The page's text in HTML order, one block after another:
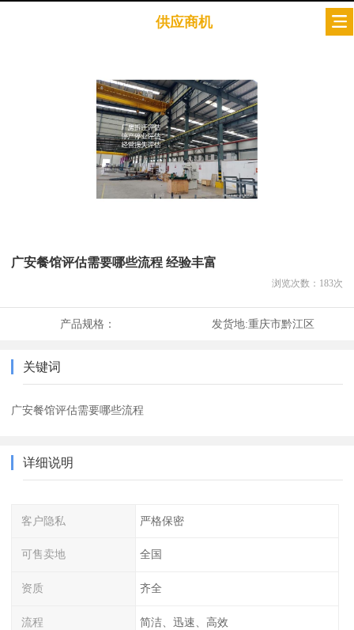
供应商机
广安餐馆评估需要哪些流程 经验丰富
浏览次数： 183次
产品规格： 发货地:重庆市黔江区
关键词
广安餐馆评估需要哪些流程
详细说明
客户隐私 严格保密
可售卖地 全国
资质 齐全
流程 简洁、迅速、高效